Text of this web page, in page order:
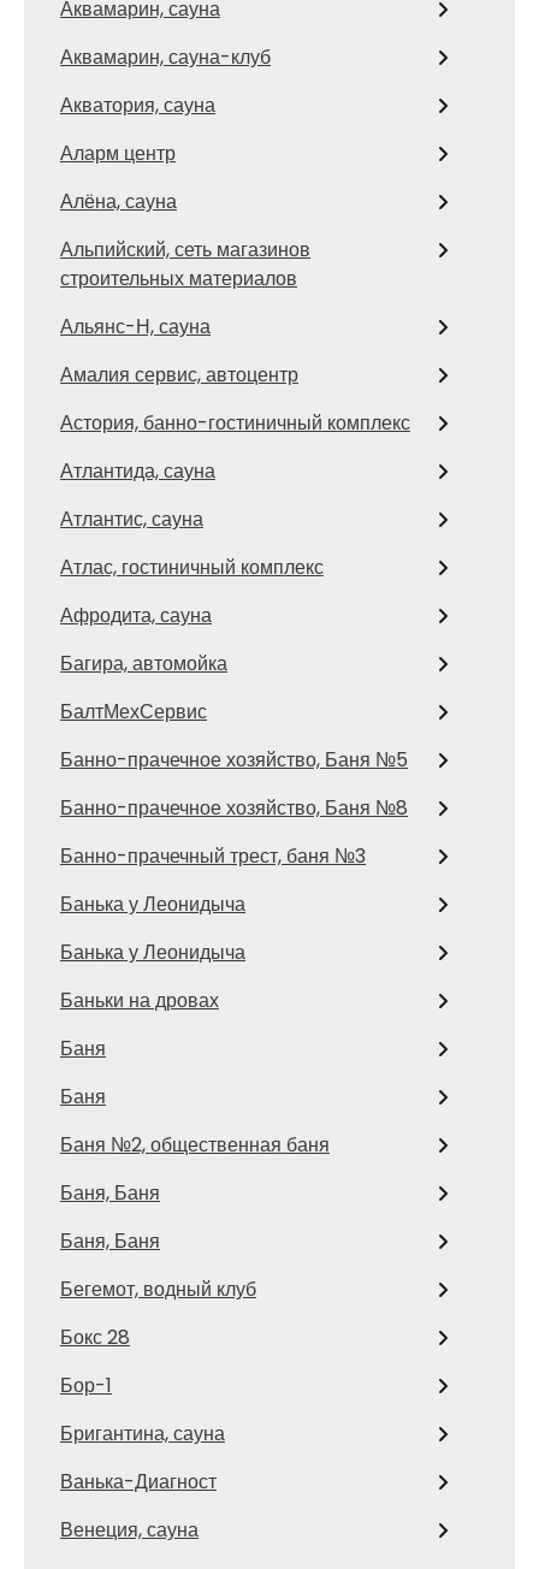
Аквамарин, сауна
Аквамарин, сауна-клуб
Акватория, сауна
Аларм центр
Алёна, сауна
Альпийский, сеть магазинов
строительных материалов
Альянс-Н, сауна
Амалия сервис, автоцентр
Астория, банно-гостиничный комплекс
Атлантида, сауна
Атлантис, сауна
Атлас, гостиничный комплекс
Афродита, сауна
Багира, автомойка
БалтМехСервис
Банно-прачечное хозяйство, Баня №5
Банно-прачечное хозяйство, Баня №8
Банно-прачечный трест, баня №3
Банька у Леонидыча
Банька у Леонидыча
Баньки на дровах
Баня
Баня
Баня №2, общественная баня
Баня, Баня
Баня, Баня
Бегемот, водный клуб
Бокс 28
Бор-1
Бригантина, сауна
Ванька-Диагност
Венеция, сауна